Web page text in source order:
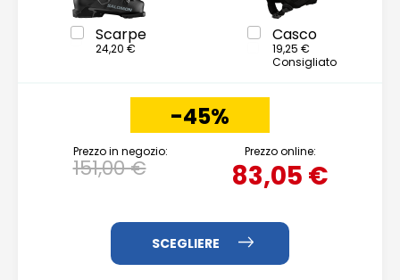
Scarpe
24,20 €
Casco
19,25 €
Consigliato
-45%
Prezzo in negozio:
151,00 €
Prezzo online:
83,05 €